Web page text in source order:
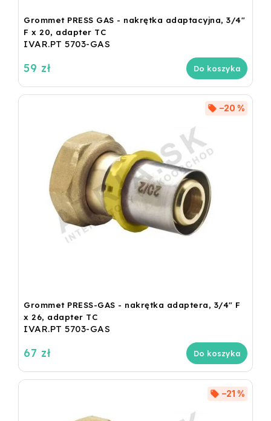
Grommet PRESS GAS - nakrętka adaptacyjna, 3/4"
F x 20, adapter TC
IVAR.PT 5703-GAS
59 zł Do koszyka
Grommet PRESS-GAS - nakrętka adaptera, 3/4" F
x 26, adapter TC
IVAR.PT 5703-GAS
–20 %
67 zł Do koszyka
–21 %